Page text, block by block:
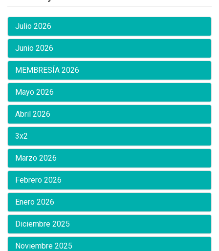
Julio 2026
Junio 2026
MEMBRESÍA 2026
Mayo 2026
Abril 2026
3x2
Marzo 2026
Febrero 2026
Enero 2026
Diciembre 2025
Noviembre 2025